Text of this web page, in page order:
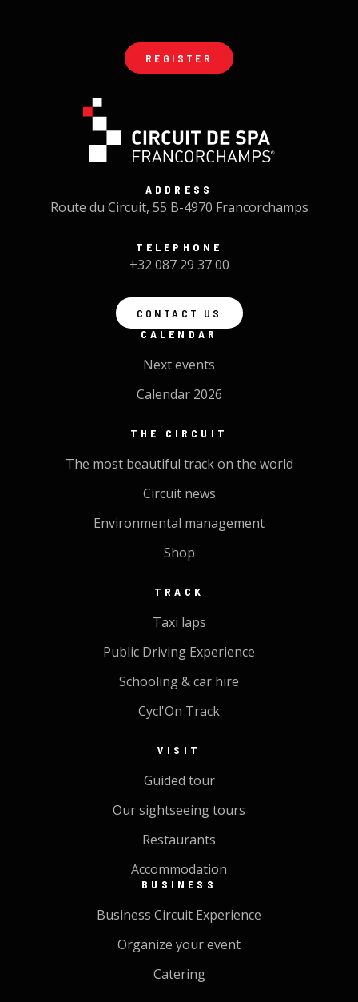
REGISTER
ADDRESS
Route du Circuit, 55 B-4970 Francorchamps
TELEPHONE
+32 087 29 37 00
CONTACT US
CALENDAR
Next events
Calendar 2026
THE CIRCUIT
The most beautiful track on the world
Circuit news
Environmental management
Shop
TRACK
Taxi laps
Public Driving Experience
Schooling & car hire
Cycl'On Track
VISIT
Guided tour
Our sightseeing tours
Restaurants
Accommodation
BUSINESS
Business Circuit Experience
Organize your event
Catering